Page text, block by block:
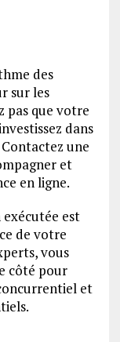
des
sur les
pas que votre
dans
une
et
en ligne.
exécutée est
de votre
vous
côté pour
et